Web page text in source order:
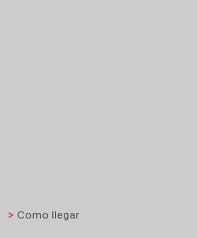
> Como llegar